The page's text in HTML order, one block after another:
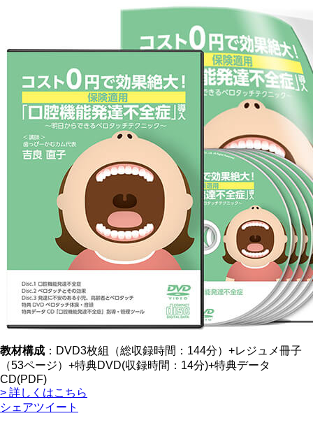
教材構成 ：DVD3枚組（総収録時間：144分）+レジュメ冊子
（53ページ）+特典DVD(収録時間：14分)+特典データ
CD(PDF)
> 詳しくはこちら
シェアツイート